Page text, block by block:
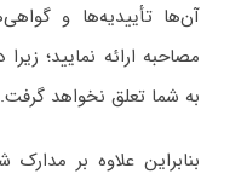
آن‌ها تأییدیه‌ها و
مصاحبه ارائه نمایید؛
به شما تعلق نخواهد گرفت.
بنابراین علاوه بر